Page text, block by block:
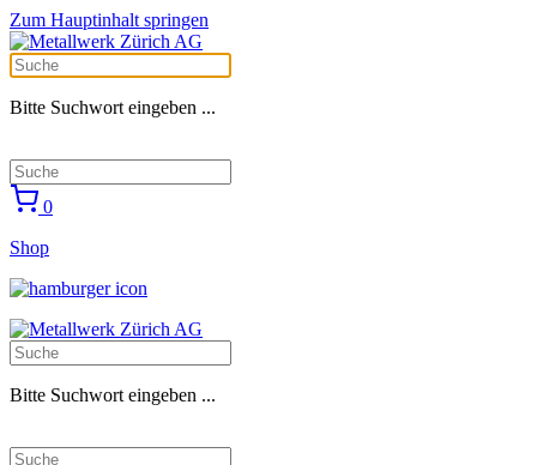
Zum Hauptinhalt springen
Bitte Suchwort eingeben ...
0
Shop
Bitte Suchwort eingeben ...